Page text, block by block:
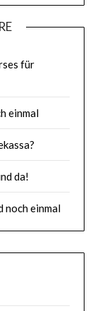
für
einmal
da!
noch einmal